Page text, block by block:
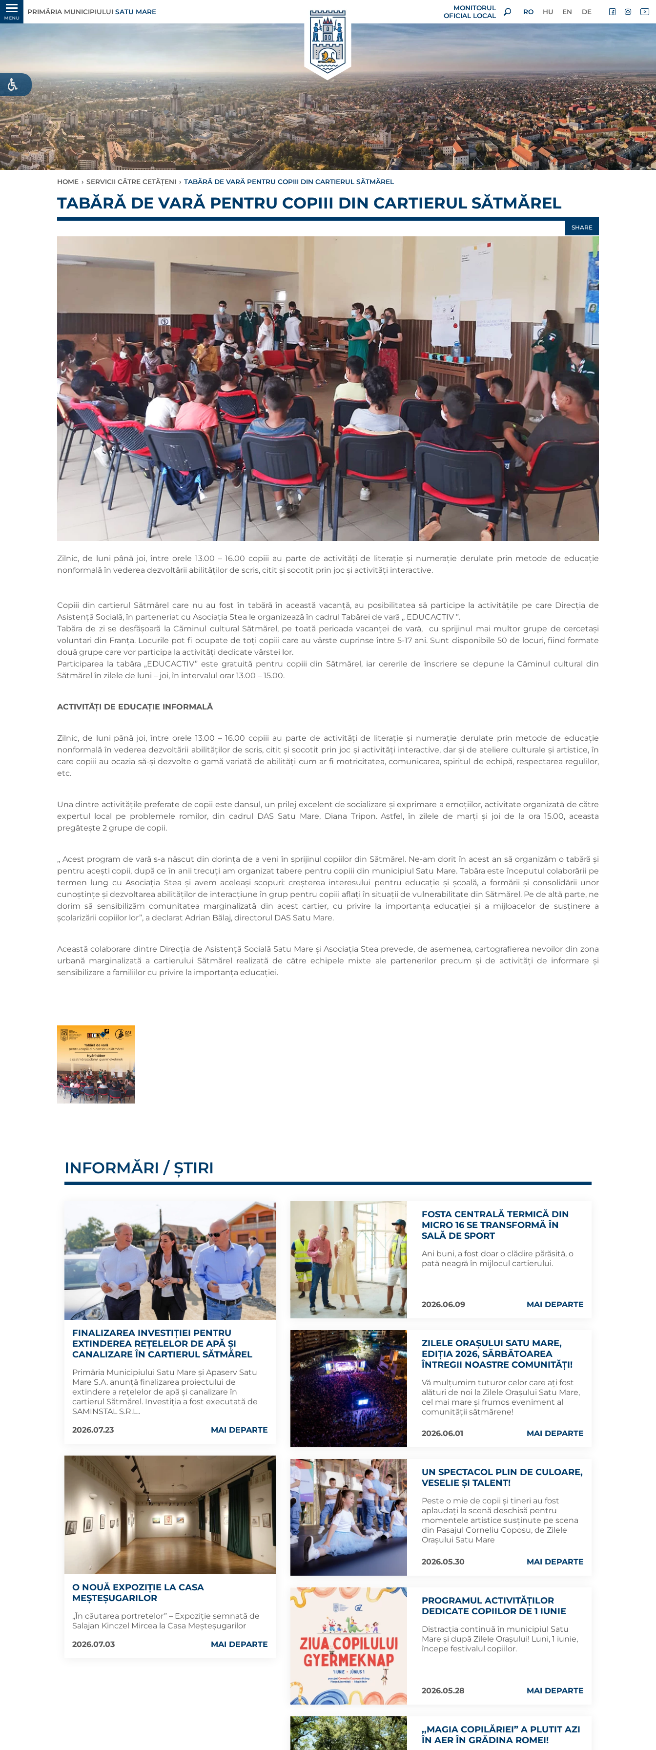
MENU
PRIMĂRIA MUNICIPIULUI SATU MARE
MONITORUL
OFICIAL LOCAL
RO HU EN DE
HOME › SERVICII CĂTRE CETĂȚENI › TABĂRĂ DE VARĂ PENTRU COPIII DIN CARTIERUL SĂTMĂREL
TABĂRĂ DE VARĂ PENTRU COPIII DIN CARTIERUL SĂTMĂREL
SHARE
Zilnic, de luni până joi, între orele 13.00 – 16.00 copiii au parte de activități de literație și numerație derulate prin metode de educație
nonformală în vederea dezvoltării abilităților de scris, citit și socotit prin joc și activități interactive.
Copiii din cartierul Sătmărel care nu au fost în tabără în această vacanță, au posibilitatea să participe la activitățile pe care Direcția de
Asistență Socială, în parteneriat cu Asociația Stea le organizează în cadrul Tabărei de vară ,, EDUCACTIV ”.
Tabăra de zi se desfășoară la Căminul cultural Sătmărel, pe toată perioada vacanței de vară, cu sprijinul mai multor grupe de cercetași
voluntari din Franța. Locurile pot fi ocupate de toți copiii care au vârste cuprinse între 5-17 ani. Sunt disponibile 50 de locuri, fiind formate
două grupe care vor participa la activități dedicate vârstei lor.
Participarea la tabăra „EDUCACTIV” este gratuită pentru copiii din Sătmărel, iar cererile de înscriere se depune la Căminul cultural din
Sătmărel în zilele de luni – joi, în intervalul orar 13.00 – 15.00.
ACTIVITĂȚI DE EDUCAȚIE INFORMALĂ
Zilnic, de luni până joi, între orele 13.00 – 16.00 copiii au parte de activități de literație și numerație derulate prin metode de educație
nonformală în vederea dezvoltării abilităților de scris, citit și socotit prin joc și activități interactive, dar și de ateliere culturale și artistice, în
care copiii au ocazia să-și dezvolte o gamă variată de abilități cum ar fi motricitatea, comunicarea, spiritul de echipă, respectarea regulilor,
etc.
Una dintre activitățile preferate de copii este dansul, un prilej excelent de socializare și exprimare a emoțiilor, activitate organizată de către
expertul local pe problemele romilor, din cadrul DAS Satu Mare, Diana Tripon. Astfel, în zilele de marți și joi de la ora 15.00, aceasta
pregătește 2 grupe de copii.
,, Acest program de vară s-a născut din dorința de a veni în sprijinul copiilor din Sătmărel. Ne-am dorit în acest an să organizăm o tabără și
pentru acești copii, după ce în anii trecuți am organizat tabere pentru copiii din municipiul Satu Mare. Tabăra este începutul colaborării pe
termen lung cu Asociația Stea și avem aceleași scopuri: creșterea interesului pentru educație și școală, a formării și consolidării unor
cunoștințe și dezvoltarea abilităților de interacțiune în grup pentru copiii aflați în situații de vulnerabilitate din Sătmărel. Pe de altă parte, ne
dorim să sensibilizăm comunitatea marginalizată din acest cartier, cu privire la importanța educației și a mijloacelor de susținere a
școlarizării copiilor lor”, a declarat Adrian Bălaj, directorul DAS Satu Mare.
Această colaborare dintre Direcția de Asistență Socială Satu Mare și Asociația Stea prevede, de asemenea, cartografierea nevoilor din zona
urbană marginalizată a cartierului Sătmărel realizată de către echipele mixte ale partenerilor precum și de activități de informare și
sensibilizare a familiilor cu privire la importanța educației.
INFORMĂRI / ȘTIRI
FINALIZAREA INVESTIȚIEI PENTRU
EXTINDEREA REȚELELOR DE APĂ ȘI
CANALIZARE ÎN CARTIERUL SĂTMĂREL
Primăria Municipiului Satu Mare și Apaserv Satu
Mare S.A. anunță finalizarea proiectului de
extindere a rețelelor de apă și canalizare în
cartierul Sătmărel. Investiția a fost executată de
SAMINSTAL S.R.L..
2026.07.23
MAI DEPARTE
O NOUĂ EXPOZIȚIE LA CASA
MEȘTEȘUGARILOR
„În căutarea portretelor” – Expoziție semnată de
Salajan Kinczel Mircea la Casa Meșteșugarilor
2026.07.03
MAI DEPARTE
FOSTA CENTRALĂ TERMICĂ DIN
MICRO 16 SE TRANSFORMĂ ÎN
SALĂ DE SPORT
Ani buni, a fost doar o clădire părăsită, o
pată neagră în mijlocul cartierului.
2026.06.09 MAI DEPARTE
ZILELE ORAȘULUI SATU MARE,
EDIȚIA 2026, SĂRBĂTOAREA
ÎNTREGII NOASTRE COMUNITĂȚI!
Vă mulțumim tuturor celor care ați fost
alături de noi la Zilele Orașului Satu Mare,
cel mai mare și frumos eveniment al
comunității sătmărene!
2026.06.01 MAI DEPARTE
UN SPECTACOL PLIN DE CULOARE,
VESELIE ȘI TALENT!
Peste o mie de copii și tineri au fost
aplaudați la scenă deschisă pentru
momentele artistice susținute pe scena
din Pasajul Corneliu Coposu, de Zilele
Orașului Satu Mare
2026.05.30 MAI DEPARTE
PROGRAMUL ACTIVITĂȚILOR
DEDICATE COPIILOR DE 1 IUNIE
Distracția continuă în municipiul Satu
Mare și după Zilele Orașului! Luni, 1 iunie,
începe festivalul copiilor.
2026.05.28 MAI DEPARTE
,,MAGIA COPILĂRIEI” A PLUTIT AZI
ÎN AER ÎN GRĂDINA ROMEI!